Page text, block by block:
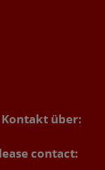
Kontakt über:
contact: